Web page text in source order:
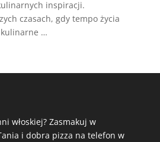
inspiracji.
czasach, gdy tempo życia
…
włoskiej? Zasmakuj w
i dobra pizza na telefon w